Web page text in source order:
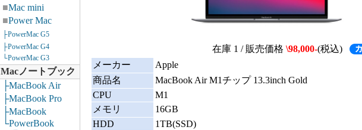
■Mac mini
■Power Mac
├PowerMac G5
├PowerMac G4
└PowerMac G3
Macノートブック
├MacBook Air
├MacBook Pro
├MacBook
└PowerBook
在庫 1 / 販売価格 \98,000-(税込)
メーカー
Apple
商品名
MacBook Air M1チップ 13.3inch Gold
CPU
M1
メモリ
16GB
HDD
1TB(SSD)